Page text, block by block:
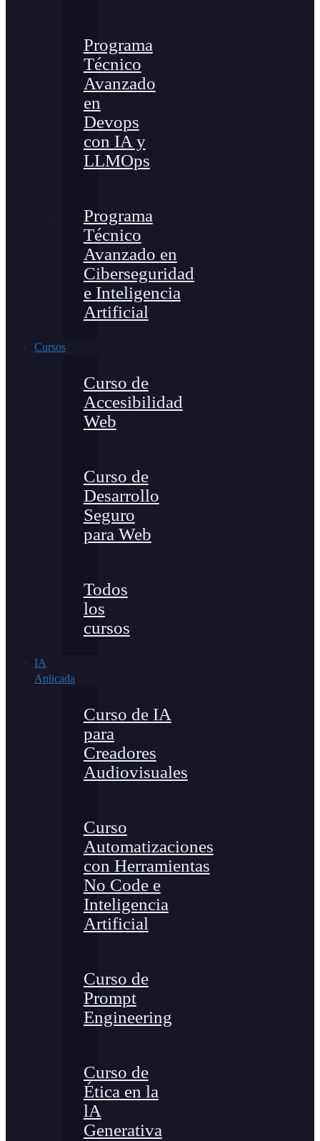
Programa
Técnico
Avanzado
en
Devops
con IA y
LLMOps
Programa
Técnico
Avanzado en
Ciberseguridad
e Inteligencia
Artificial
Cursos
Curso de
Accesibilidad
Web
Curso de
Desarrollo
Seguro
para Web
Todos
los
cursos
IA
Aplicada
Curso de IA
para
Creadores
Audiovisuales
Curso
Automatizaciones
con Herramientas
No Code e
Inteligencia
Artificial
Curso de
Prompt
Engineering
Curso de
Ética en la
lA
Generativa